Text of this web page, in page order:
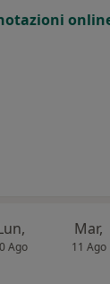
Ago
Mar,
11 Ago